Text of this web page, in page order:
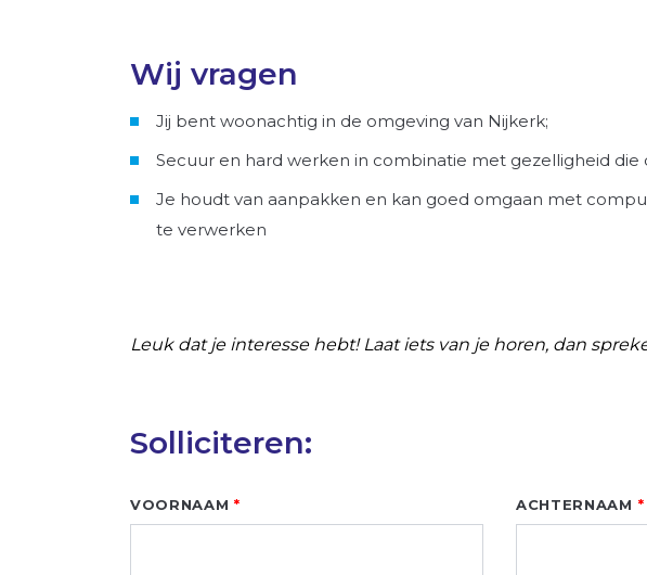
Wij vragen
Jij bent woonachtig in de omgeving van Nijkerk;
Secuur en hard werken in combinatie met gezelligheid die
Je houdt van aanpakken en kan goed omgaan met
te verwerken
Leuk dat je interesse hebt! Laat iets van je horen, dan
Solliciteren:
Leave
this
VOORNAAM ACHTERNAAM